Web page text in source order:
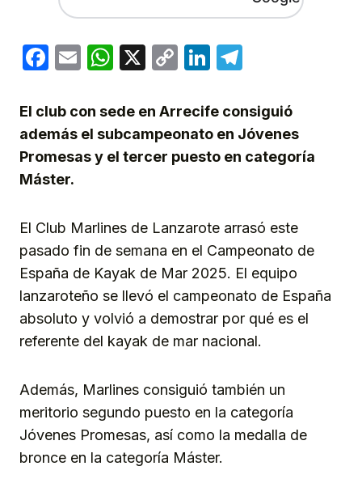
Facebook
EmailWhatsApp
X
CopyLinkedIn
El club con sede en Arrecife consiguió
además el subcampeonato en Jóvenes
Promesas y el tercer puesto en categoría
Máster.
El Club Marlines de Lanzarote arrasó este
pasado fin de semana en el Campeonato de
España de Kayak de Mar 2025. El equipo
lanzaroteño se llevó el campeonato de España
absoluto y volvió a demostrar por qué es el
referente del kayak de mar nacional.
Además, Marlines consiguió también un
meritorio segundo puesto en la categoría
Jóvenes Promesas, así como la medalla de
bronce en la categoría Máster.